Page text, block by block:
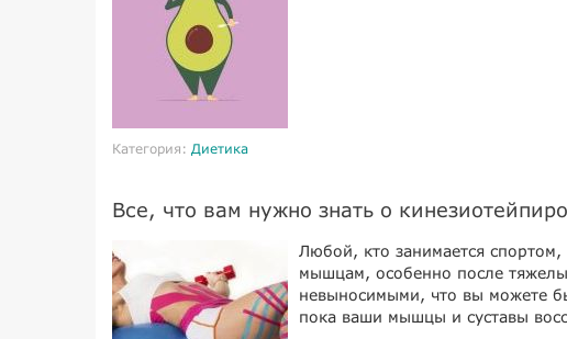
Категория: Диетика
Все, что вам нужно знать о
Любой, кто занимается
мышцам, особенно после
невыносимыми, что вы можете
пока ваши мышцы и суставы